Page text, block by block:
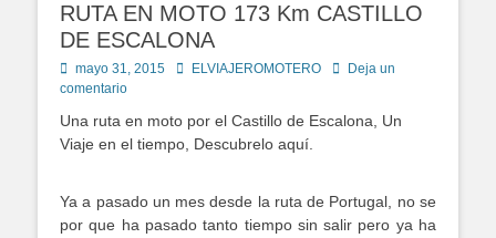
RUTA EN MOTO 173 Km CASTILLO
DE ESCALONA
Publicado
en
mayo 31, 2015 AutorELVIAJEROMOTERO
Deja un
comentario
Una ruta en moto por el Castillo de Escalona, Un
Viaje en el tiempo, Descubrelo aquí.
Ya a pasado un mes desde la ruta de Portugal, no se
por que ha pasado tanto tiempo sin salir pero ya ha